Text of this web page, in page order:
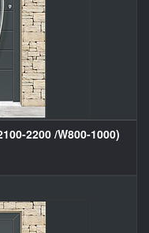
2200 /W800-1000)